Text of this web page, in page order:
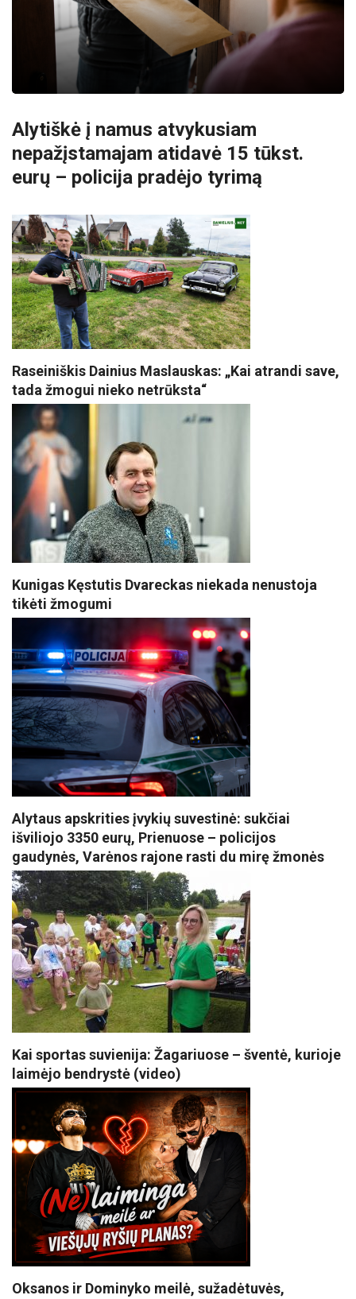
Alytiškė į namus atvykusiam
nepažįstamajam atidavė 15 tūkst.
eurų – policija pradėjo tyrimą
Raseiniškis Dainius Maslauskas: „Kai atrandi save,
tada žmogui nieko netrūksta“
Kunigas Kęstutis Dvareckas niekada nenustoja
tikėti žmogumi
Alytaus apskrities įvykių suvestinė: sukčiai
išviliojo 3350 eurų, Prienuose – policijos
gaudynės, Varėnos rajone rasti du mirę žmonės
Kai sportas suvienija: Žagariuose – šventė, kurioje
laimėjo bendrystė (video)
Oksanos ir Dominyko meilė, sužadėtuvės,